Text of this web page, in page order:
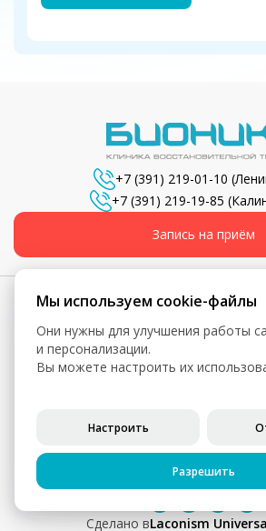
+7 (391) 219-01-10
+7 (391) 219-19-85
Запись на приём
© 2026, Бионика - Сеть
Вся информация, включая цены,
Политика
Согласие на обработку
Cделано вLaconism
Мы используем cookie-файлы
Они нужны для улучшения работы
и персонализации.
Вы можете настроить их
Настроить
Разрешить